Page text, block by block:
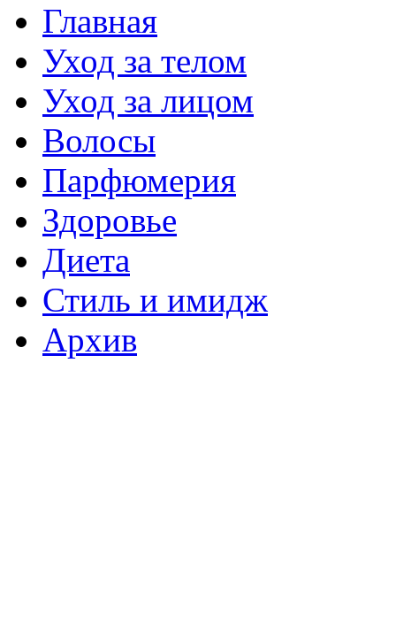
Главная
Уход за телом
Уход за лицом
Волосы
Парфюмерия
Здоровье
Диета
Стиль и имидж
Архив